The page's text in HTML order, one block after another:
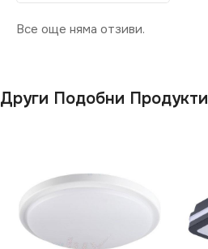
Все още няма отзиви.
Други Подобни Продукти